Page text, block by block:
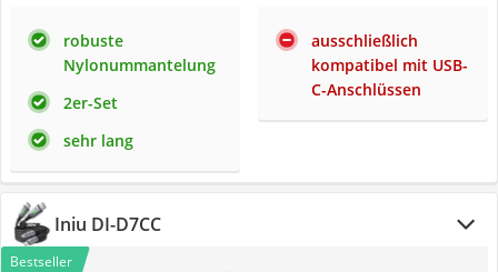
robuste
Nylonummantelung
2er-Set
sehr lang
ausschließlich
kompatibel mit USB-
C-Anschlüssen
Iniu DI-D7CC
Bestseller